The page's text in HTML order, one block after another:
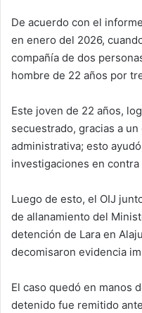
De acuerdo con el
en enero del 2026,
compañía de dos
hombre de 22 años por
Este joven de 22 años,
secuestrado, gracias a
administrativa; esto
investigaciones en
Luego de esto, el OIJ
de allanamiento del
detención de Lara en
decomisaron evidencia
El caso quedó en manos
detenido fue remitido